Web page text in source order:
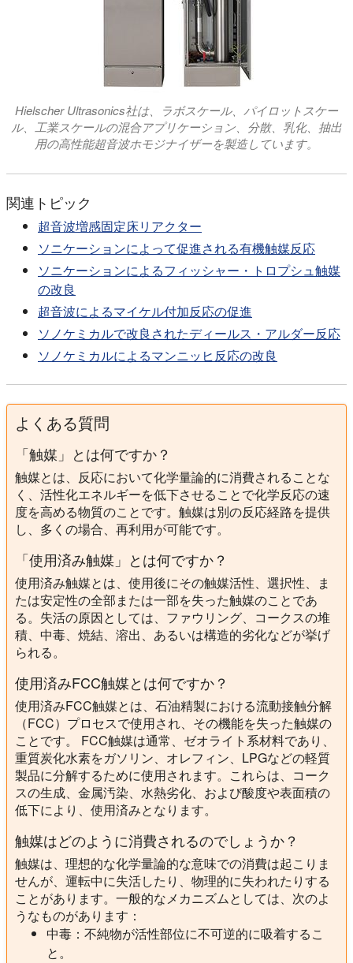
Hielscher Ultrasonics社は、ラボスケール、パイロットスケー
ル、工業スケールの混合アプリケーション、分散、乳化、抽出
用の高性能超音波ホモジナイザーを製造しています。
関連トピック
超音波増感固定床リアクター
ソニケーションによって促進される有機触媒反応
ソニケーションによるフィッシャー・トロプシュ触媒
の改良
超音波によるマイケル付加反応の促進
ソノケミカルで改良されたディールス・アルダー反応
ソノケミカルによるマンニッヒ反応の改良
よくある質問
「触媒」とは何ですか？
触媒とは、反応において化学量論的に消費されることな
く、活性化エネルギーを低下させることで化学反応の速
度を高める物質のことです。触媒は別の反応経路を提供
し、多くの場合、再利用が可能です。
「使用済み触媒」とは何ですか？
使用済み触媒とは、使用後にその触媒活性、選択性、ま
たは安定性の全部または一部を失った触媒のことであ
る。失活の原因としては、ファウリング、コークスの堆
積、中毒、焼結、溶出、あるいは構造的劣化などが挙げ
られる。
使用済みFCC触媒とは何ですか？
使用済みFCC触媒とは、石油精製における流動接触分解
（FCC）プロセスで使用され、その機能を失った触媒の
ことです。 FCC触媒は通常、ゼオライト系材料であり、
重質炭化水素をガソリン、オレフィン、LPGなどの軽質
製品に分解するために使用されます。これらは、コーク
スの生成、金属汚染、水熱劣化、および酸度や表面積の
低下により、使用済みとなります。
触媒はどのように消費されるのでしょうか？
触媒は、理想的な化学量論的な意味での消費は起こりま
せんが、運転中に失活したり、物理的に失われたりする
ことがあります。一般的なメカニズムとしては、次のよ
うなものがあります：
中毒：不純物が活性部位に不可逆的に吸着するこ
と。